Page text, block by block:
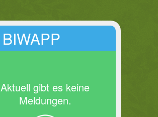
BIWAPP
Aktuell gibt es keine
Meldungen.